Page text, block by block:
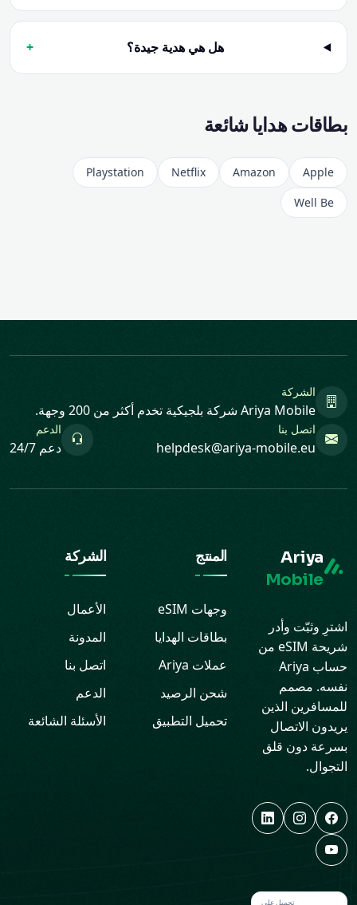
هل هي هدية جيدة؟ +
بطاقات هدايا شائعة
Apple
Amazon
Netflix
Playstation
Well Be
الشركة
Ariya Mobile شركة بلجيكية تخدم أكثر من 200 وجهة.
اتصل بنا
helpdesk@ariya-mobile.eu
الدعم
دعم 24/7
Ariya
Mobile
اشترِ وثبّت وأدر
شريحة eSIM من
حساب Ariya
نفسه. مصمم
للمسافرين الذين
يريدون الاتصال
بسرعة دون قلق
التجوال.
تحميل على
المنتج
وجهات eSIM
بطاقات الهدايا
عملات Ariya
شحن الرصيد
تحميل التطبيق
الشركة
الأعمال
المدونة
اتصل بنا
الدعم
الأسئلة الشائعة